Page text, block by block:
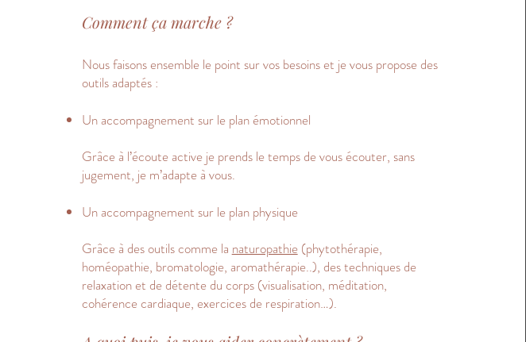
Comment ça marche ?
Nous faisons ensemble le point sur vos besoins et je vous propose des
outils adaptés :
Un accompagnement sur le plan émotionnel
Grâce à l’écoute active je prends le temps de vous écouter, sans
jugement, je m’adapte à vous.
Un accompagnement sur le plan physique
Grâce à des outils comme la naturopathie (phytothérapie,
homéopathie, bromatologie, aromathérapie..), des techniques de
relaxation et de détente du corps (visualisation, méditation,
cohérence cardiaque, exercices de respiration…).